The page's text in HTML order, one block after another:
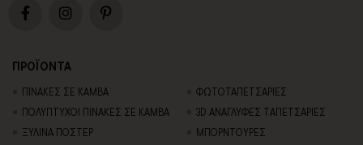
ΠΡΟΪΟΝΤΑ
ΠΙΝΑΚΕΣ ΣΕ ΚΑΜΒΑ
ΠΟΛΥΠΤΥΧΟΙ ΠΙΝΑΚΕΣ ΣΕ ΚΑΜΒΑ
ΞΥΛΙΝΑ ΠΟΣΤΕΡ
ΦΩΤΟΤΑΠΕΤΣΑΡΙΕΣ
3D AΝΑΓΛΥΦΕΣ TΑΠΕΤΣΑΡΙΕΣ
ΜΠΟΡΝΤΟΥΡΕΣ